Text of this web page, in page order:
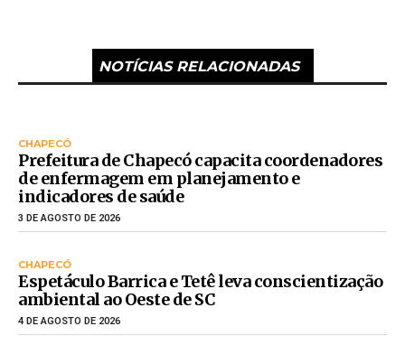
NOTÍCIAS RELACIONADAS
CHAPECÓ
Prefeitura de Chapecó capacita coordenadores
de enfermagem em planejamento e
indicadores de saúde
3 DE AGOSTO DE 2026
CHAPECÓ
Espetáculo Barrica e Tetê leva conscientização
ambiental ao Oeste de SC
4 DE AGOSTO DE 2026